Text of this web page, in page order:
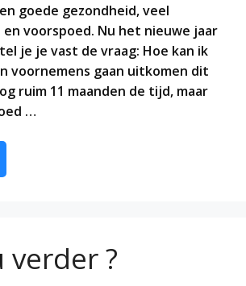
goede gezondheid, veel
voorspoed. Nu het nieuwe jaar
je je vast de vraag: Hoe kan ik
voornemens gaan uitkomen dit
ruim 11 maanden de tijd, maar
…
verder ?